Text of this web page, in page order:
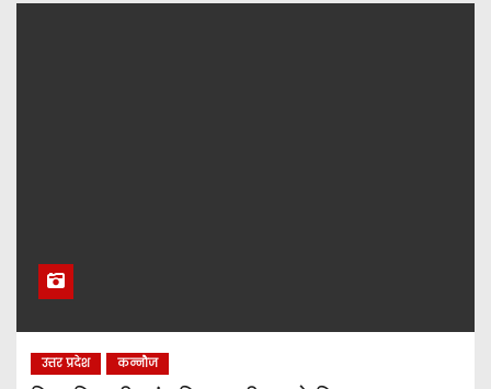
उत्तर प्रदेश कन्नौज